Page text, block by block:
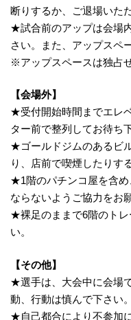
断りするか、ご退場いた
★試合前のアップは会場
さい。また、アップスペ
※アップスペースは独占
【会場外】
★受付開始時間までエレ
ター前で整列してお待ち
★ゴールドジムのあるビ
り、店前で喫煙したりす
★1階のパチンコ屋を含
ならないようご協力をお
★裸足のままで6階のトレ
い。
【その他】
★選手は、大会中に会場
動、行動は慎んで下さい。
★自己都合により不参加